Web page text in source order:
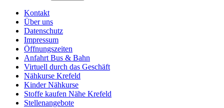
Kontakt
Über uns
Datenschutz
Impressum
Öffnungszeiten
Anfahrt Bus & Bahn
Virtuell durch das Geschäft
Nähkurse Krefeld
Kinder Nähkurse
Stoffe kaufen Nähe Krefeld
Stellenangebote